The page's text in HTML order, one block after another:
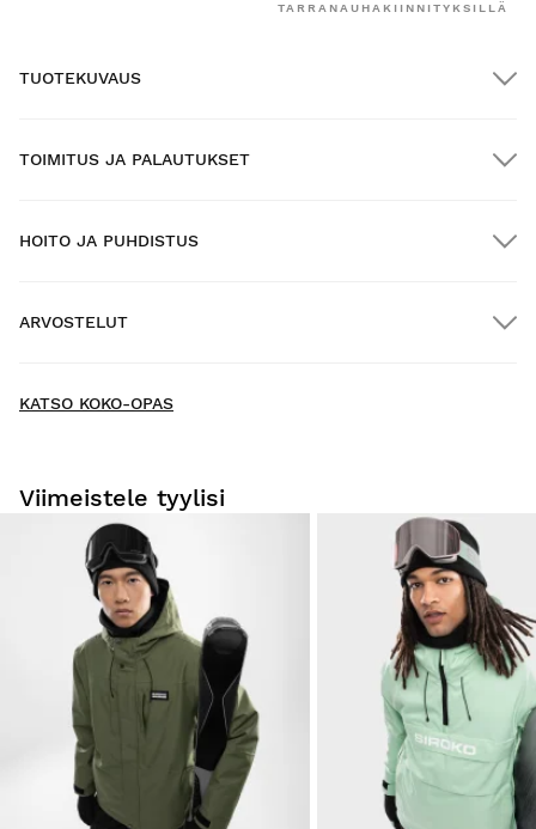
TARRANAUHAKIINNITYKSILLÄ
TUOTEKUVAUS
TOIMITUS JA PALAUTUKSET
Kotiinkuljetus yli $300.00:n tilauksiin
Kokeile tuotteitamme mukavasti kotona. Sinulla on 30
päivää toimituspäivästä alkaen tehdä palautusilmoitus.
Voit helposti ja nopeasti palauttaa tuotteen tilauksestasi
käyttäjätilisi kautta.
Hyvitys alkuperäiselle maksutavallesi. Alkaen$9.95
HOITO JA PUHDISTUS
ARVOSTELUT
KATSO KOKO-OPAS
Viimeistele tyylisi